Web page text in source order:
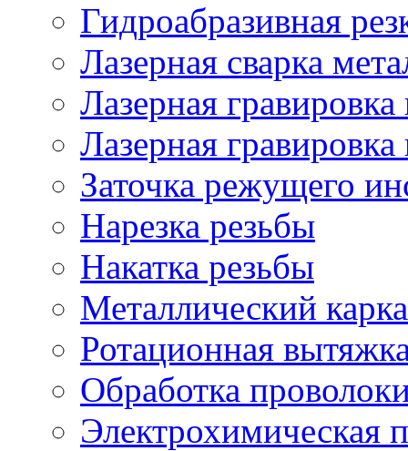
Гидроабразивная
Лазерная сварка
Лазерная гравировка
Лазерная
Заточка режущего
Нарезка резьбы
Накатка резьбы
Металлический
Ротационная
Обработка
Электрохимическая